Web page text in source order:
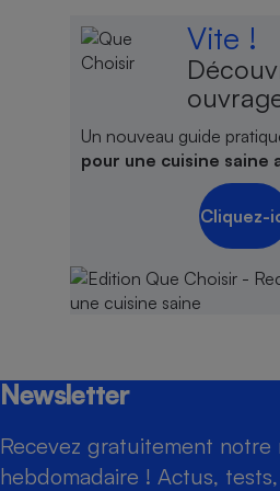
Vite !
Un nouveau guide
pour une cuisine saine
Cliquez-
Newsletter
Recevez gratuitement
hebdomadaire ! Actus,